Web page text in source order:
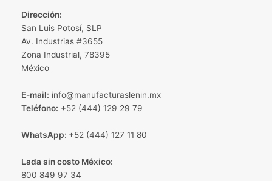
Dirección:
San Luis Potosí, SLP
Av. Industrias #3655
Zona Industrial, 78395
México
E-mail: info@manufacturaslenin.mx
Teléfono: +52 (444) 129 29 79
WhatsApp: +52 (444) 127 11 80
Lada sin costo México:
800 849 97 34